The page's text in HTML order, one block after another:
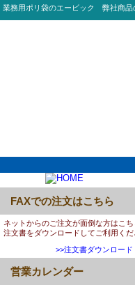
業務用ポリ袋のエービック 弊社商品
FAXでの注文はこちら
ネットからのご注文が面倒な方はこち
注文書をダウンロードしてご利用くだ
>>注文書ダウンロード
営業カレンダー